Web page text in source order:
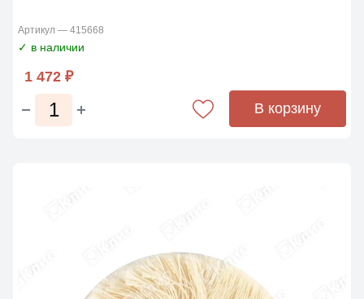
Артикул — 415668
✓ в наличии
1 472 ₽
В корзину